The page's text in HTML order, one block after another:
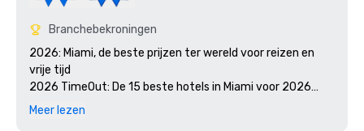
Branchebekroningen
2026: Miami, de beste prijzen ter wereld voor reizen en
vrije tijd
2026 TimeOut: De 15 beste hotels in Miami voor 2026
Miami Awards voor beste reizen en vrije tijd ter wereld
Meer lezen